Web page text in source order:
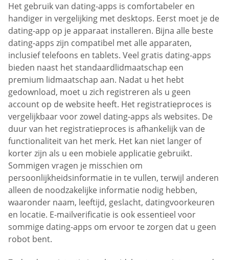
Het gebruik van dating-apps is comfortabeler en
handiger in vergelijking met desktops. Eerst moet je de
dating-app op je apparaat installeren. Bijna alle beste
dating-apps zijn compatibel met alle apparaten,
inclusief telefoons en tablets. Veel gratis dating-apps
bieden naast het standaardlidmaatschap een
premium lidmaatschap aan. Nadat u het hebt
gedownload, moet u zich registreren als u geen
account op de website heeft. Het registratieproces is
vergelijkbaar voor zowel dating-apps als websites. De
duur van het registratieproces is afhankelijk van de
functionaliteit van het merk. Het kan niet langer of
korter zijn als u een mobiele applicatie gebruikt.
Sommigen vragen je misschien om
persoonlijkheidsinformatie in te vullen, terwijl anderen
alleen de noodzakelijke informatie nodig hebben,
waaronder naam, leeftijd, geslacht, datingvoorkeuren
en locatie. E-mailverificatie is ook essentieel voor
sommige dating-apps om ervoor te zorgen dat u geen
robot bent.